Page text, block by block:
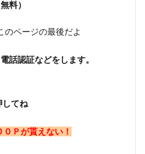
無料）
ページの最後だよ
話認証などをします。
してね
Ｐが貰えない！